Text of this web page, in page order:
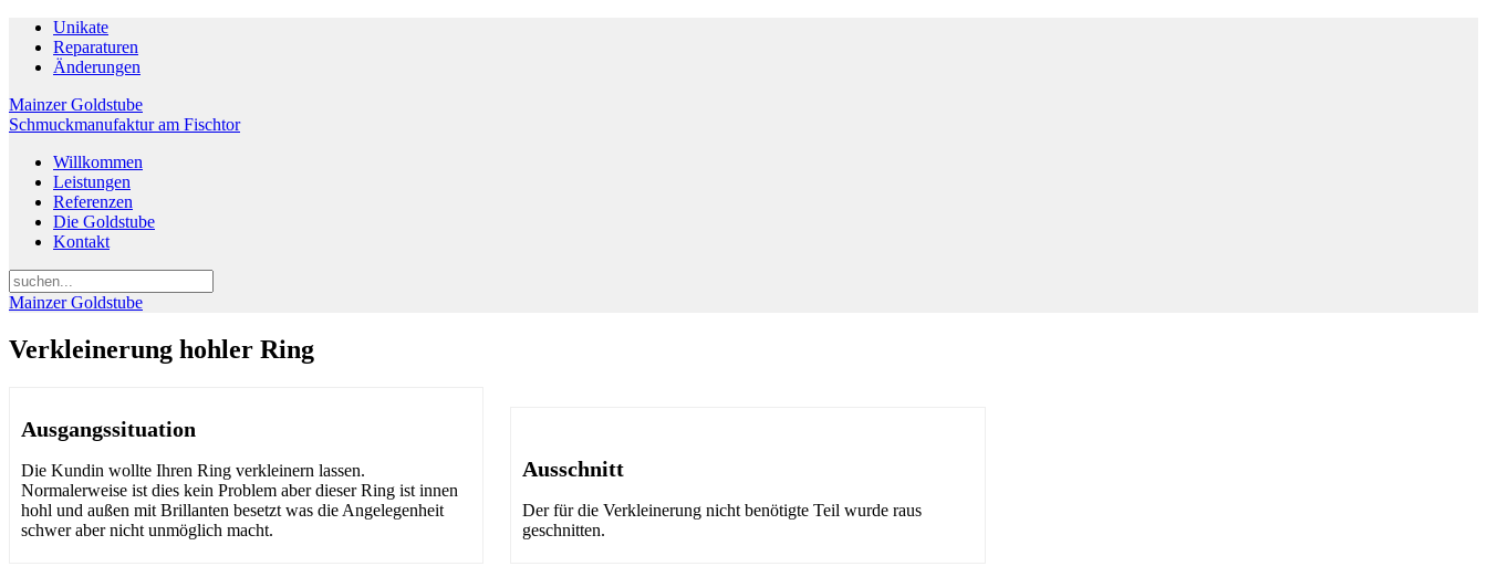
Unikate
Reparaturen
Änderungen
Mainzer Goldstube
Schmuckmanufaktur am Fischtor
Willkommen
Leistungen
Referenzen
Die Goldstube
Kontakt
Mainzer Goldstube
Verkleinerung hohler Ring
Ausgangssituation
Die Kundin wollte Ihren Ring verkleinern lassen.
Normalerweise ist dies kein Problem aber dieser Ring ist innen
hohl und außen mit Brillanten besetzt was die Angelegenheit
schwer aber nicht unmöglich macht.
Ausschnitt
Der für die Verkleinerung nicht benötigte Teil wurde raus
geschnitten.